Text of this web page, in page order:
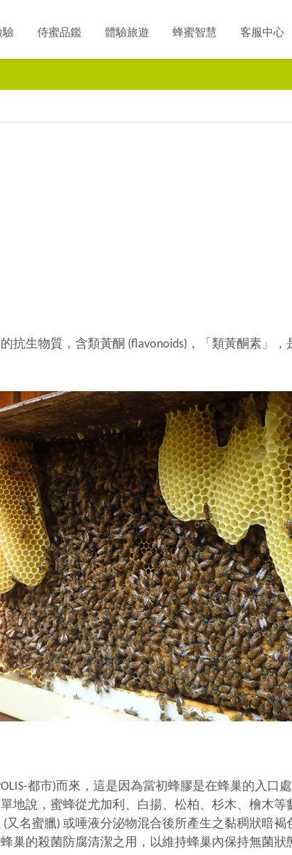
驗 侍蜜品鑑 體驗旅遊 蜂蜜智慧 客服中心
抗生物質，含類黃酮 (flavonoids)，「類黃酮素」
都市)而來，這是因為當初蜂膠是在蜂巢的入口
地說，蜜蜂從尤加利、白揚、松柏、杉木、檜木等
名蜜臘) 或唾液分泌物混合後所產生之黏稠狀暗褐
巢的殺菌防腐清潔之用，以維持蜂巢內保持無菌狀